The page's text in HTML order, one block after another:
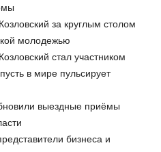
за круглым столом
молодежью
стал участником
в мире пульсирует
выездные приёмы
бизнеса и